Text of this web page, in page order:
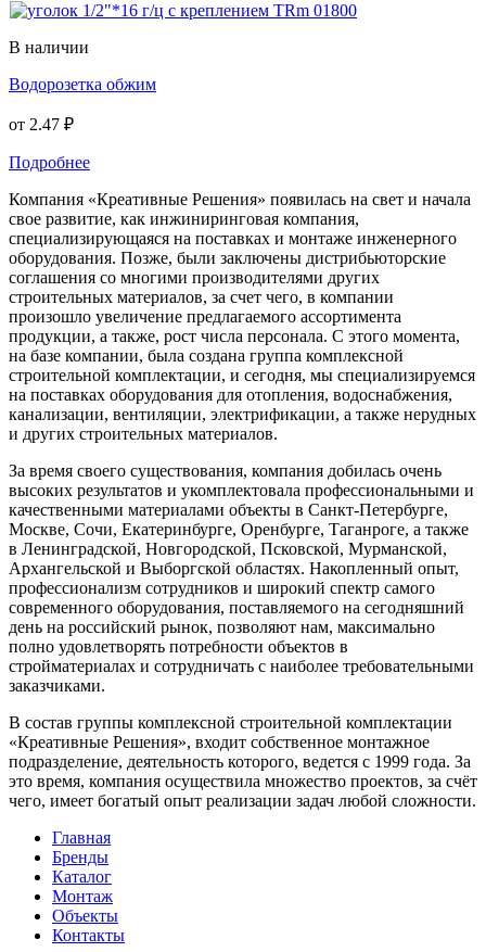
В наличии
Водорозетка обжим
от 2.47 ₽
Подробнее
Компания «Креативные Решения» появилась на свет и начала
свое развитие, как инжиниринговая компания,
специализирующаяся на поставках и монтаже инженерного
оборудования. Позже, были заключены дистрибьюторские
соглашения со многими производителями других
строительных материалов, за счет чего, в компании
произошло увеличение предлагаемого ассортимента
продукции, а также, рост числа персонала. С этого момента,
на базе компании, была создана группа комплексной
строительной комплектации, и сегодня, мы специализируемся
на поставках оборудования для отопления, водоснабжения,
канализации, вентиляции, электрификации, а также нерудных
и других строительных материалов.
За время своего существования, компания добилась очень
высоких результатов и укомплектовала профессиональными и
качественными материалами объекты в Санкт-Петербурге,
Москве, Сочи, Екатеринбурге, Оренбурге, Таганроге, а также
в Ленинградской, Новгородской, Псковской, Мурманской,
Архангельской и Выборгской областях. Накопленный опыт,
профессионализм сотрудников и широкий спектр самого
современного оборудования, поставляемого на сегодняшний
день на российский рынок, позволяют нам, максимально
полно удовлетворять потребности объектов в
стройматериалах и сотрудничать с наиболее требовательными
заказчиками.
В состав группы комплексной строительной комплектации
«Креативные Решения», входит собственное монтажное
подразделение, деятельность которого, ведется с 1999 года. За
это время, компания осуществила множество проектов, за счёт
чего, имеет богатый опыт реализации задач любой сложности.
Главная
Бренды
Каталог
Монтаж
Объекты
Контакты